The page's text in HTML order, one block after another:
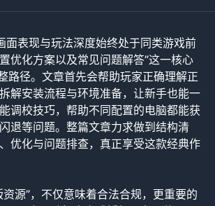
面表现与玩法深度始终处于同类游戏前
优化方案以及常见问题解答”这一核心
路径。文章首先会帮助玩家正确理解正
解安装流程与环境准备，让新手也能一
调校技巧，帮助不同配置的电脑都能获
退等问题。整篇文章力求做到结构清
优化与问题排查，真正享受这款经典作
源”，不仅意味着合法合规，更重要的